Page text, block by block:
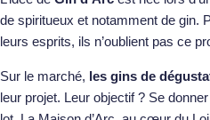
de spiritueux et notamment de gin.
leurs esprits, ils n’oublient pas ce
Sur le marché, les gins de
leur projet. Leur objectif ? Se